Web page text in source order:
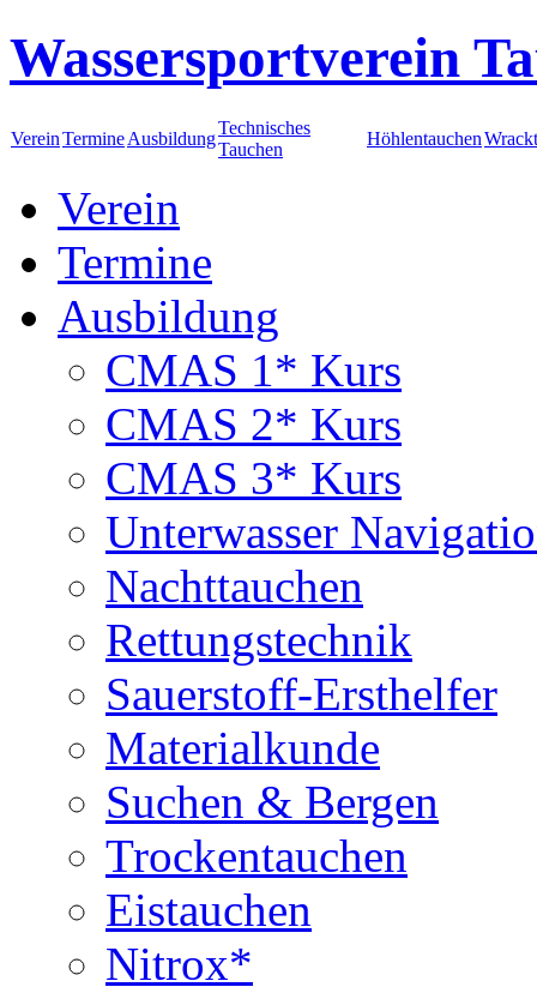
Wassersportverein
VereinTermineAusbildung
Technisches
Tauchen
Höhlentauchen
Verein
Termine
Ausbildung
CMAS 1* Kurs
CMAS 2* Kurs
CMAS 3* Kurs
Unterwasser
Nachttauchen
Rettungstechnik
Sauerstoff-Ersthelfer
Materialkunde
Suchen & Bergen
Trockentauchen
Eistauchen
Nitrox*